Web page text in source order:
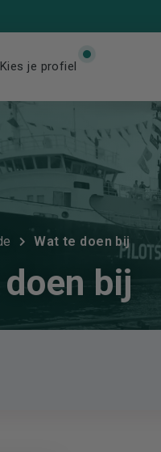
Kies je profiel
Wat te doen bij
bij